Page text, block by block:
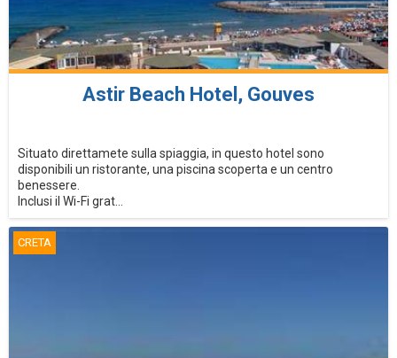
Astir Beach Hotel, Gouves
Situato direttamete sulla spiaggia, in questo hotel sono
disponibili un ristorante, una piscina scoperta e un centro
benessere.
Inclusi il Wi-Fi grat...
CRETA